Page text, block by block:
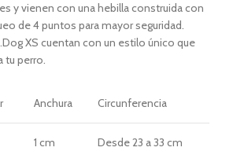
y vienen con una hebilla construida con
de 4 puntos para mayor seguridad.
XS cuentan con un estilo único que
tu perro.
Anchura Circunferencia
1 cm Desde23 a 33 cm